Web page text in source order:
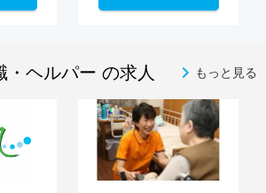
・ヘルパー の求人 もっと見る